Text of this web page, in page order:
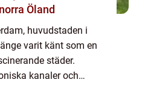
Öland
huvudstaden i
varit känt som en
städer.
kanaler och